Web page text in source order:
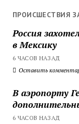
ПРОИСШЕСТВИЯ
Россия
в Мексику
6 ЧАСОВ НАЗАД
Оставить
В аэропорту
6 ЧАСОВ НАЗАД